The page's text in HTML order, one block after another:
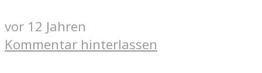
vor 12 Jahren
Kommentar hinterlassen